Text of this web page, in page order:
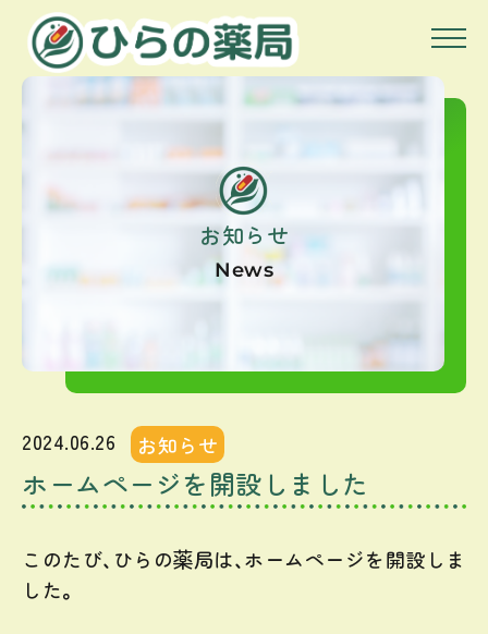
お知らせ
News
2024.06.26 お知らせ
ホームページを開設しました
このたび、ひらの薬局は、ホームページを開設しま
した。